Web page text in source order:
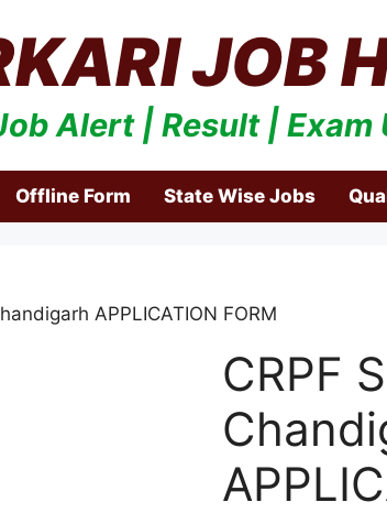
JOB
Alert | Result | Exam
Offline Form State Wise Jobs
APPLICATION FORM
CRPF